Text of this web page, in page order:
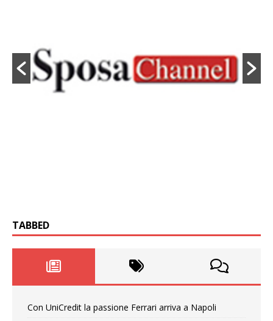
TABBED
Con UniCredit la passione Ferrari arriva a Napoli